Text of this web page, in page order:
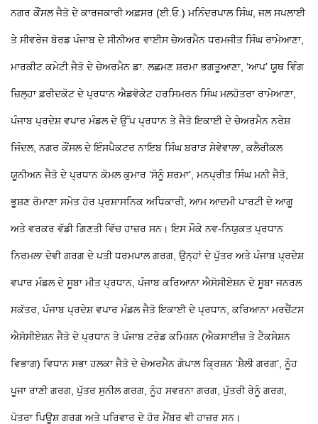
ਨਗਰ ਕੌਂਸਲ ਜੈਤੋ ਦੇ ਕਾਰਜਕਾਰੀ ਅਫ਼ਸਰ (ਈ.ਓ.) ਮਨਿੰਦਰਪਾਲ ਸਿੰਘ, ਜਲ ਸਪਲਾਈ
ਤੇ ਸੀਵਰੇਜ ਬੋਰਡ ਪੰਜਾਬ ਦੇ ਸੀਨੀਅਰ ਵਾਈਸ ਚੇਅਰਮੈਨ ਧਰਮਜੀਤ ਸਿੰਘ ਰਾਮੇਆਣਾ,
ਮਾਰਕੀਟ ਕਮੇਟੀ ਜੈਤੋ ਦੇ ਚੇਅਰਮੈਨ ਡਾ. ਲਛਮਣ ਸ਼ਰਮਾ ਭਗਤੂਆਣਾ, ‘ਆਪ’ ਯੂਥ ਵਿੰਗ
ਜ਼ਿਲ੍ਹਾ ਫ਼ਰੀਦਕੋਟ ਦੇ ਪ੍ਰਧਾਨ ਐਡਵੋਕੇਟ ਹਰਸਿਮਰਨ ਸਿੰਘ ਮਲਹੋਤਰਾ ਰਾਮੇਆਣਾ,
ਪੰਜਾਬ ਪ੍ਰਦੇਸ਼ ਵਪਾਰ ਮੰਡਲ ਦੇ ਉੱਪ ਪ੍ਰਧਾਨ ਤੇ ਜੈਤੋ ਇਕਾਈ ਦੇ ਚੇਅਰਮੈਨ ਨਰੇਸ਼
ਜਿੰਦਲ, ਨਗਰ ਕੌਂਸਲ ਦੇ ਇੰਸਪੈਕਟਰ ਨਾਇਬ ਸਿੰਘ ਬਰਾੜ ਸੇਵੇਵਾਲਾ, ਕਲੈਰੀਕਲ
ਯੂਨੀਅਨ ਜੈਤੋ ਦੇ ਪ੍ਰਧਾਨ ਕੋਮਲ ਕੁਮਾਰ ‘ਸੋਨੂੰ ਸ਼ਰਮਾ’, ਮਨਪ੍ਰੀਤ ਸਿੰਘ ਮਨੀ ਜੈਤੋ,
ਭੂਸ਼ਣ ਰੋਮਾਣਾ ਸਮੇਤ ਹੋਰ ਪ੍ਰਸ਼ਾਸਨਿਕ ਅਧਿਕਾਰੀ, ਆਮ ਆਦਮੀ ਪਾਰਟੀ ਦੇ ਆਗੂ
ਅਤੇ ਵਰਕਰ ਵੱਡੀ ਗਿਣਤੀ ਵਿੱਚ ਹਾਜ਼ਰ ਸਨ। ਇਸ ਮੌਕੇ ਨਵ-ਨਿਯੁਕਤ ਪ੍ਰਧਾਨ
ਨਿਰਮਲਾ ਦੇਵੀ ਗਰਗ ਦੇ ਪਤੀ ਧਰਮਪਾਲ ਗਰਗ, ਉਨ੍ਹਾਂ ਦੇ ਪੁੱਤਰ ਅਤੇ ਪੰਜਾਬ ਪ੍ਰਦੇਸ਼
ਵਪਾਰ ਮੰਡਲ ਦੇ ਸੂਬਾ ਮੀਤ ਪ੍ਰਧਾਨ, ਪੰਜਾਬ ਕਰਿਆਨਾ ਐਸੋਸੀਏਸ਼ਨ ਦੇ ਸੂਬਾ ਜਨਰਲ
ਸਕੱਤਰ, ਪੰਜਾਬ ਪ੍ਰਦੇਸ਼ ਵਪਾਰ ਮੰਡਲ ਜੈਤੋ ਇਕਾਈ ਦੇ ਪ੍ਰਧਾਨ, ਕਰਿਆਨਾ ਮਰਚੈਂਟਸ
ਐਸੋਸੀਏਸ਼ਨ ਜੈਤੋ ਦੇ ਪ੍ਰਧਾਨ ਤੇ ਪੰਜਾਬ ਟਰੇਡ ਕਮਿਸ਼ਨ (ਐਕਸਾਈਜ਼ ਤੇ ਟੈਕਸੇਸ਼ਨ
ਵਿਭਾਗ) ਵਿਧਾਨ ਸਭਾ ਹਲਕਾ ਜੈਤੋ ਦੇ ਚੇਅਰਮੈਨ ਗੋਪਾਲ ਕ੍ਰਿਸ਼ਨ ‘ਸ਼ੈਲੀ ਗਰਗ’, ਨੂੰਹ
ਪੂਜਾ ਰਾਣੀ ਗਰਗ, ਪੁੱਤਰ ਸੁਨੀਲ ਗਰਗ, ਨੂੰਹ ਸਵਰਨਾ ਗਰਗ, ਪੁੱਤਰੀ ਰੇਨੂੰ ਗਰਗ,
ਪੋਤਰਾ ਪਿਊਸ਼ ਗਰਗ ਅਤੇ ਪਰਿਵਾਰ ਦੇ ਹੋਰ ਮੈਂਬਰ ਵੀ ਹਾਜ਼ਰ ਸਨ।